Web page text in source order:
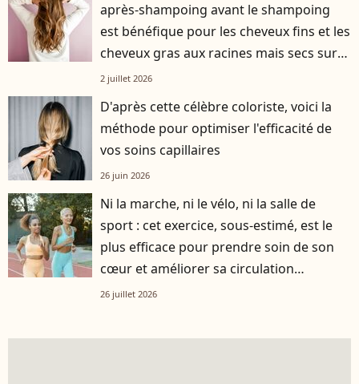
après-shampoing avant le shampoing
est bénéfique pour les cheveux fins et les
cheveux gras aux racines mais secs sur
les longueurs"
2 juillet 2026
D'après cette célèbre coloriste, voici la
méthode pour optimiser l'efficacité de
vos soins capillaires
26 juin 2026
Ni la marche, ni le vélo, ni la salle de
sport : cet exercice, sous-estimé, est le
plus efficace pour prendre soin de son
cœur et améliorer sa circulation
sanguine
26 juillet 2026